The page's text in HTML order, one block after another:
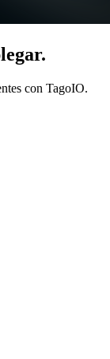
con TagoIO.